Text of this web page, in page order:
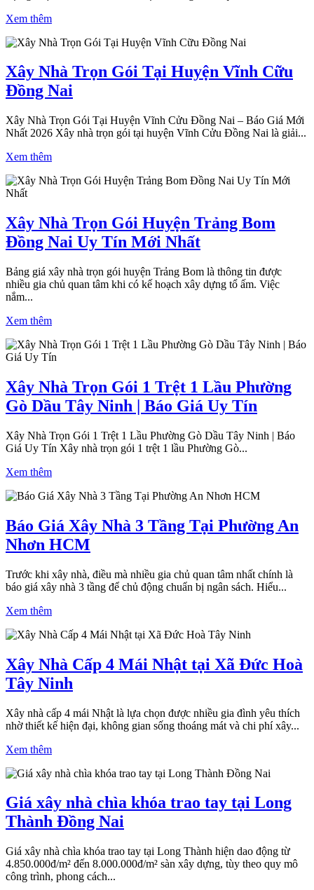
Xem thêm
Xây Nhà Trọn Gói Tại Huyện Vĩnh Cữu
Đồng Nai
Xây Nhà Trọn Gói Tại Huyện Vĩnh Cửu Đồng Nai – Báo Giá Mới
Nhất 2026 Xây nhà trọn gói tại huyện Vĩnh Cửu Đồng Nai là giải...
Xem thêm
Xây Nhà Trọn Gói Huyện Trảng Bom
Đồng Nai Uy Tín Mới Nhất
Bảng giá xây nhà trọn gói huyện Trảng Bom là thông tin được
nhiều gia chủ quan tâm khi có kế hoạch xây dựng tổ ấm. Việc
nắm...
Xem thêm
Xây Nhà Trọn Gói 1 Trệt 1 Lầu Phường
Gò Dầu Tây Ninh | Báo Giá Uy Tín
Xây Nhà Trọn Gói 1 Trệt 1 Lầu Phường Gò Dầu Tây Ninh | Báo
Giá Uy Tín Xây nhà trọn gói 1 trệt 1 lầu Phường Gò...
Xem thêm
Báo Giá Xây Nhà 3 Tầng Tại Phường An
Nhơn HCM
Trước khi xây nhà, điều mà nhiều gia chủ quan tâm nhất chính là
báo giá xây nhà 3 tầng để chủ động chuẩn bị ngân sách. Hiểu...
Xem thêm
Xây Nhà Cấp 4 Mái Nhật tại Xã Đức Hoà
Tây Ninh
Xây nhà cấp 4 mái Nhật là lựa chọn được nhiều gia đình yêu thích
nhờ thiết kế hiện đại, không gian sống thoáng mát và chi phí xây...
Xem thêm
Giá xây nhà chìa khóa trao tay tại Long
Thành Đồng Nai
Giá xây nhà chìa khóa trao tay tại Long Thành hiện dao động từ
4.850.000đ/m² đến 8.000.000đ/m² sàn xây dựng, tùy theo quy mô
công trình, phong cách...